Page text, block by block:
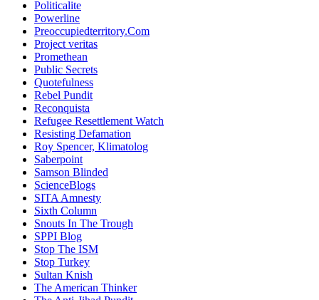
Politicalite
Powerline
Preoccupiedterritory.Com
Project veritas
Promethean
Public Secrets
Quotefulness
Rebel Pundit
Reconquista
Refugee Resettlement Watch
Resisting Defamation
Roy Spencer, Klimatolog
Saberpoint
Samson Blinded
ScienceBlogs
SITA Amnesty
Sixth Column
Snouts In The Trough
SPPI Blog
Stop The ISM
Stop Turkey
Sultan Knish
The American Thinker